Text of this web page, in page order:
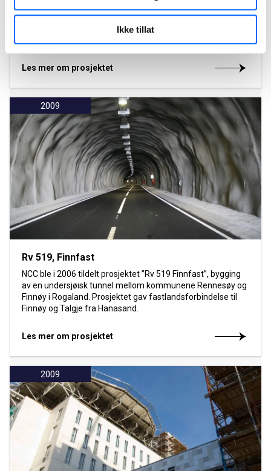
Ikke tillat
Ewos råvaresilo, Førde
NCC har i perioden 2008-2009 bygget silo-anlegg for EWOS
Les mer om prosjektet
2009
Rv 519, Finnfast
NCC ble i 2006 tildelt prosjektet ”Rv 519 Finnfast”, bygging
av en undersjøisk tunnel mellom kommunene Rennesøy og
Finnøy i Rogaland. Prosjektet gav fastlandsforbindelse til
Finnøy og Talgje fra Hanasand.
Les mer om prosjektet
2009